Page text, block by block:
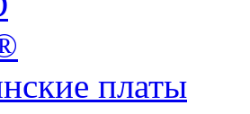
платы